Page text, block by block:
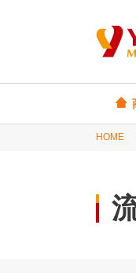
神
HOME